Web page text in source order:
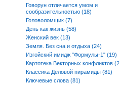
Говорун отличается умом и
сообразительностью (18)
Головоломщик (7)
День как жизнь (58)
Женский век (13)
Земля. Без сна и отдыха (24)
Изгойский имидж "Формулы-1" (19)
Картотека Векторных конфликтов
Классика Деловой пирамиды (81)
Ключевые слова (81)